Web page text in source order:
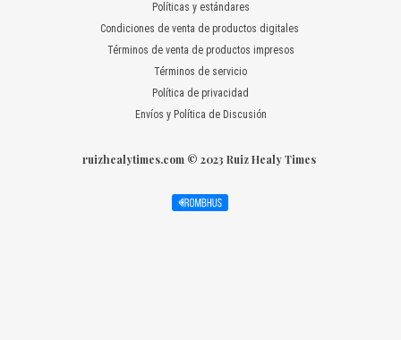
Políticas y estándares
Condiciones de venta de productos digitales
Términos de venta de productos impresos
Términos de servicio
Política de privacidad
Envíos y Política de Discusión
ruizhealytimes.com © 2023 Ruiz Healy Times